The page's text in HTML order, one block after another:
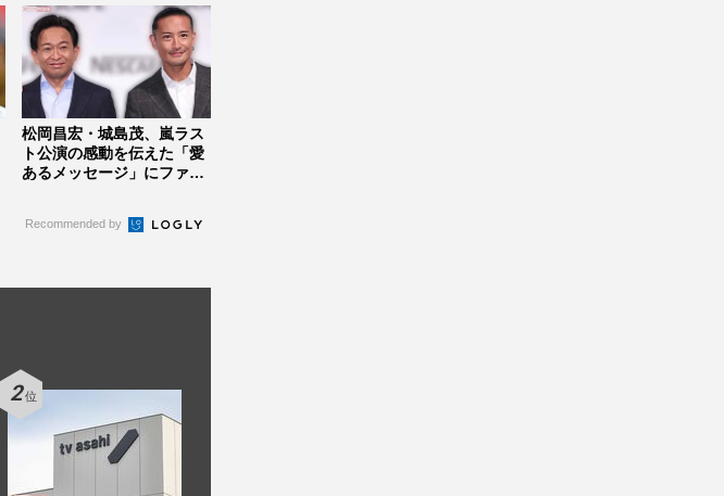
松岡昌宏・城島茂、嵐ラス
ト公演の感動を伝えた「愛
あるメッセージ」にファン
Recommended by